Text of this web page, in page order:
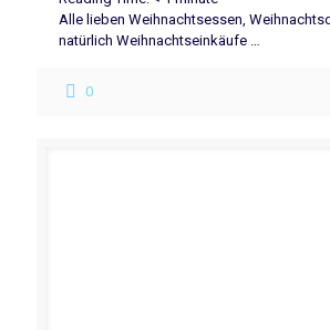
Alle lieben Weihnachtsessen,
natürlich Weihnachtseinkäufe …
0